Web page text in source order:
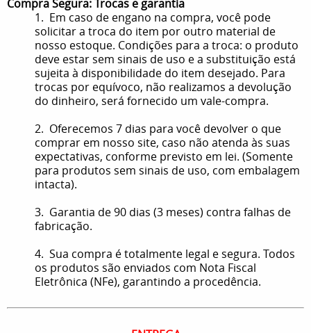
Compra Segura: Trocas e garantia
1. Em caso de engano na compra, você pode
solicitar a troca do item por outro material de
nosso estoque. Condições para a troca: o produto
deve estar sem sinais de uso e a substituição está
sujeita à disponibilidade do item desejado. Para
trocas por equívoco, não realizamos a devolução
do dinheiro, será fornecido um vale-compra.
2. Oferecemos 7 dias para você devolver o que
comprar em nosso site, caso não atenda às suas
expectativas, conforme previsto em lei. (Somente
para produtos sem sinais de uso, com embalagem
intacta).
3. Garantia de 90 dias (3 meses) contra falhas de
fabricação.
4. Sua compra é totalmente legal e segura. Todos
os produtos são enviados com Nota Fiscal
Eletrônica (NFe), garantindo a procedência.